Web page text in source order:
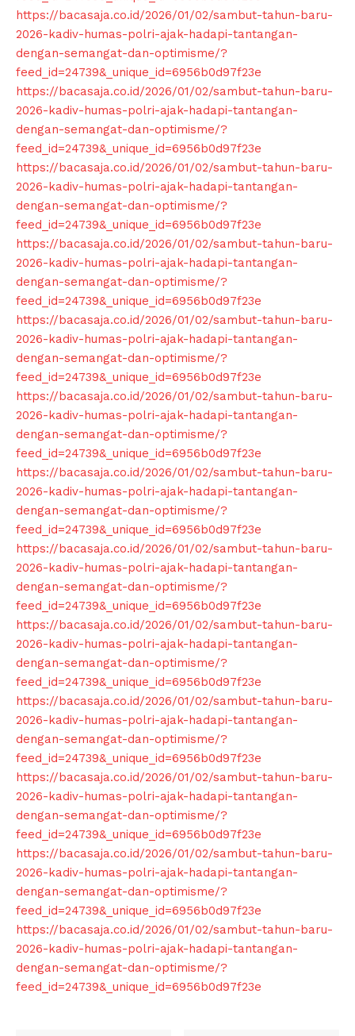
News Week
Magazine PRO
https://bacasaja.co.id/2026/01/02/sambut-tahun-baru-
2026-kadiv-humas-polri-ajak-hadapi-tantangan-
dengan-semangat-dan-optimisme/?
feed_id=24739&_unique_id=6956b0d97f23e
https://bacasaja.co.id/2026/01/02/sambut-tahun-baru-
2026-kadiv-humas-polri-ajak-hadapi-tantangan-
dengan-semangat-dan-optimisme/?
feed_id=24739&_unique_id=6956b0d97f23e
https://bacasaja.co.id/2026/01/02/sambut-tahun-baru-
2026-kadiv-humas-polri-ajak-hadapi-tantangan-
dengan-semangat-dan-optimisme/?
feed_id=24739&_unique_id=6956b0d97f23e
https://bacasaja.co.id/2026/01/02/sambut-tahun-baru-
2026-kadiv-humas-polri-ajak-hadapi-tantangan-
dengan-semangat-dan-optimisme/?
feed_id=24739&_unique_id=6956b0d97f23e
https://bacasaja.co.id/2026/01/02/sambut-tahun-baru-
2026-kadiv-humas-polri-ajak-hadapi-tantangan-
dengan-semangat-dan-optimisme/?
feed_id=24739&_unique_id=6956b0d97f23e
https://bacasaja.co.id/2026/01/02/sambut-tahun-baru-
2026-kadiv-humas-polri-ajak-hadapi-tantangan-
dengan-semangat-dan-optimisme/?
feed_id=24739&_unique_id=6956b0d97f23e
https://bacasaja.co.id/2026/01/02/sambut-tahun-baru-
2026-kadiv-humas-polri-ajak-hadapi-tantangan-
dengan-semangat-dan-optimisme/?
feed_id=24739&_unique_id=6956b0d97f23e
https://bacasaja.co.id/2026/01/02/sambut-tahun-baru-
2026-kadiv-humas-polri-ajak-hadapi-tantangan-
dengan-semangat-dan-optimisme/?
feed_id=24739&_unique_id=6956b0d97f23e
https://bacasaja.co.id/2026/01/02/sambut-tahun-baru-
2026-kadiv-humas-polri-ajak-hadapi-tantangan-
dengan-semangat-dan-optimisme/?
feed_id=24739&_unique_id=6956b0d97f23e
https://bacasaja.co.id/2026/01/02/sambut-tahun-baru-
2026-kadiv-humas-polri-ajak-hadapi-tantangan-
dengan-semangat-dan-optimisme/?
feed_id=24739&_unique_id=6956b0d97f23e
https://bacasaja.co.id/2026/01/02/sambut-tahun-baru-
2026-kadiv-humas-polri-ajak-hadapi-tantangan-
dengan-semangat-dan-optimisme/?
feed_id=24739&_unique_id=6956b0d97f23e
https://bacasaja.co.id/2026/01/02/sambut-tahun-baru-
2026-kadiv-humas-polri-ajak-hadapi-tantangan-
dengan-semangat-dan-optimisme/?
feed_id=24739&_unique_id=6956b0d97f23e
https://bacasaja.co.id/2026/01/02/sambut-tahun-baru-
2026-kadiv-humas-polri-ajak-hadapi-tantangan-
dengan-semangat-dan-optimisme/?
feed_id=24739&_unique_id=6956b0d97f23e